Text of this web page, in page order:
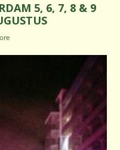
5, 6, 7, 8 & 9